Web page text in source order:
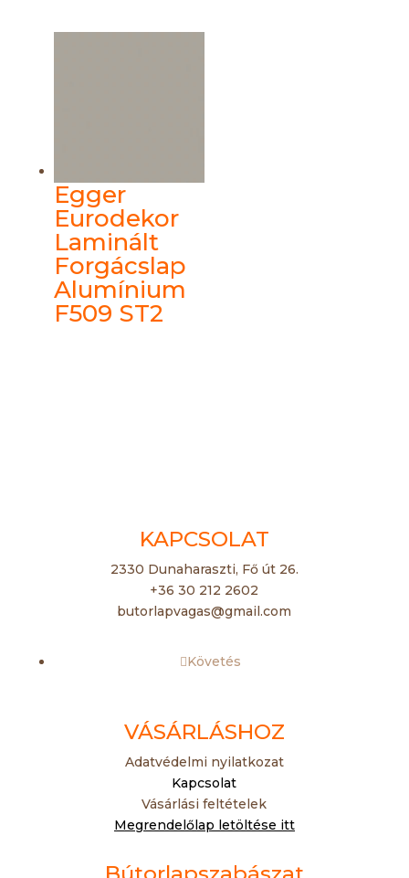
Egger
Eurodekor
Laminált
Forgácslap
Alumínium
F509 ST2
KAPCSOLAT
2330 Dunaharaszti, Fő út 26.
+36 30 212 2602
butorlapvagas@gmail.com
Követés
VÁSÁRLÁSHOZ
Adatvédelmi nyilatkozat
Kapcsolat
Vásárlási feltételek
Megrendelőlap letöltése itt